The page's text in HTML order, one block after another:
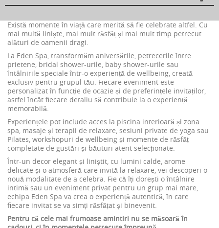
Există momente în viață care merită să fie celebrate altfel. Cu
mai multă liniște, mai mult răsfăț și mai mult timp petrecut
alături de oamenii dragi.
La Eden Spa, transformăm aniversările, petrecerile între
prietene, bridal shower-urile, baby shower-urile sau
întâlnirile speciale într-o experiență de wellbeing, creată
exclusiv pentru grupul tău. Fiecare eveniment este
personalizat în funcție de ocazie și de preferințele invitaților,
astfel încât fiecare detaliu să contribuie la o experiență
memorabilă.
Experiențele pot include acces la piscina interioară și zona
spa, masaje și terapii de relaxare, sesiuni private de yoga sau
Pilates, workshopuri de wellbeing și momente de răsfăț
completate de gustări și băuturi atent selecționate.
Într-un decor elegant și liniștit, cu lumini calde, arome
delicate și o atmosferă care invită la relaxare, vei descoperi o
nouă modalitate de a celebra. Fie că îți dorești o întâlnire
intimă sau un eveniment privat pentru un grup mai mare,
echipa Eden Spa va crea o experiență autentică, în care
fiecare invitat se va simți răsfățat și binevenit.
Pentru că cele mai frumoase amintiri nu se măsoară în